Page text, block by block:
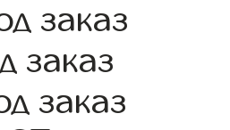
заказ
заказ
заказ